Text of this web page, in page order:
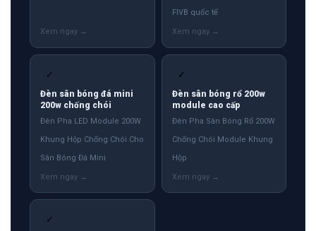
FIVB quốc tế
✓
Đèn sân bóng đá mini
200w chống chói
Đèn Pha LED Module 200W
Khung Hộp Chống Chói Cho
Sân Bóng Đá Mini
✓
Đèn sân bóng rổ 200w
module cao cấp
Đèn Pha Sân Bóng Rổ 200W
Chống Chói Module Khung
Hộp
✓